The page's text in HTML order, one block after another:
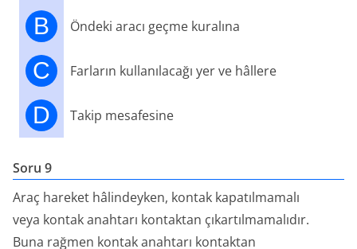
B Öndeki aracı geçme kuralına
C Farların kullanılacağı yer ve hâllere
D Takip mesafesine
Soru 9
Araç hareket hâlindeyken, kontak kapatılmamalı
veya kontak anahtarı kontaktan çıkartılmamalıdır.
Buna rağmen kontak anahtarı kontaktan